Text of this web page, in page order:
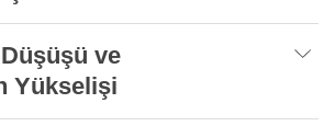
ve
Yükselişi